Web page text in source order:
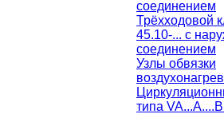
соединением
Трёхходовой
45.10-... с
соединением
Узлы обвязки
типа